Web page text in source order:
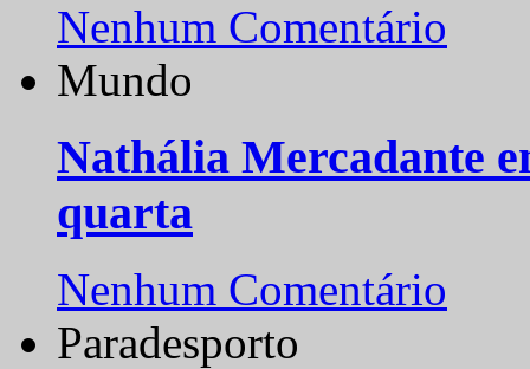
Nenhum Comentário
Mundo
Nathália Mercadante
quarta
Nenhum Comentário
Paradesporto